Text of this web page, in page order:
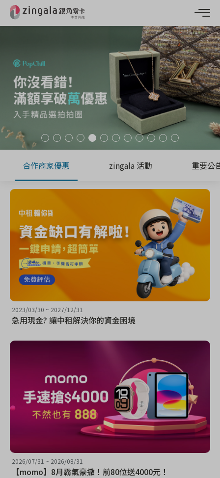
合作商家優惠 zingala 活動 重要公
2023/03/30 ~ 2027/12/31
急用現金? 讓中租解決你的資金困境
2026/07/31 ~ 2026/08/31
【momo】8月霸氣豪撒！前80位送4000元！